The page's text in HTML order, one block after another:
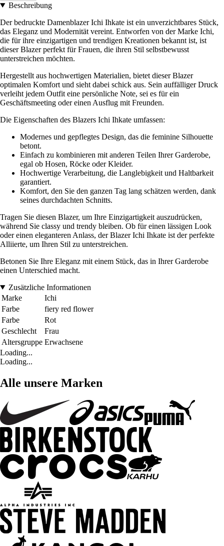
Beschreibung
Der bedruckte Damenblazer Ichi Ihkate ist ein unverzichtbares Stück,
das Eleganz und Modernität vereint. Entworfen von der Marke Ichi,
die für ihre einzigartigen und trendigen Kreationen bekannt ist, ist
dieser Blazer perfekt für Frauen, die ihren Stil selbstbewusst
unterstreichen möchten.
Hergestellt aus hochwertigen Materialien, bietet dieser Blazer
optimalen Komfort und sieht dabei schick aus. Sein auffälliger Druck
verleiht jedem Outfit eine persönliche Note, sei es für ein
Geschäftsmeeting oder einen Ausflug mit Freunden.
Die Eigenschaften des Blazers Ichi Ihkate umfassen:
Modernes und gepflegtes Design, das die feminine Silhouette
betont.
Einfach zu kombinieren mit anderen Teilen Ihrer Garderobe,
egal ob Hosen, Röcke oder Kleider.
Hochwertige Verarbeitung, die Langlebigkeit und Haltbarkeit
garantiert.
Komfort, den Sie den ganzen Tag lang schätzen werden, dank
seines durchdachten Schnitts.
Tragen Sie diesen Blazer, um Ihre Einzigartigkeit auszudrücken,
während Sie classy und trendy bleiben. Ob für einen lässigen Look
oder einen eleganteren Anlass, der Blazer Ichi Ihkate ist der perfekte
Alliierte, um Ihren Stil zu unterstreichen.
Betonen Sie Ihre Eleganz mit einem Stück, das in Ihrer Garderobe
einen Unterschied macht.
Zusätzliche Informationen
Marke
Ichi
Farbe
fiery red flower
Farbe
Rot
Geschlecht
Frau
Altersgruppe Erwachsene
Loading...
Loading...
Alle unsere Marken